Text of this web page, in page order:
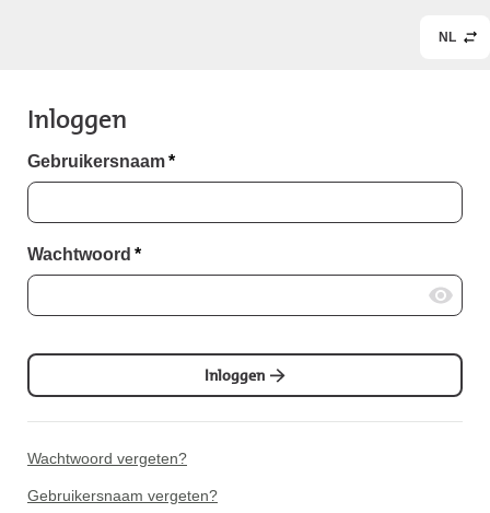
NL
Inloggen
Gebruikersnaam*
Wachtwoord *
Inloggen
Wachtwoord vergeten?
Gebruikersnaam vergeten?